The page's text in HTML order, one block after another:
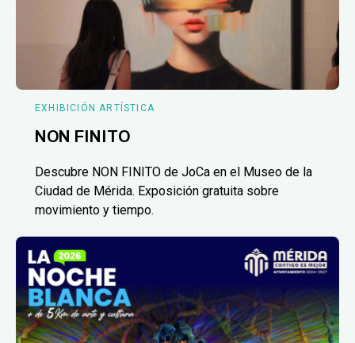
EXHIBICIÓN ARTÍSTICA
NON FINITO
Descubre NON FINITO de JoCa en el Museo de la
Ciudad de Mérida. Exposición gratuita sobre
movimiento y tiempo.